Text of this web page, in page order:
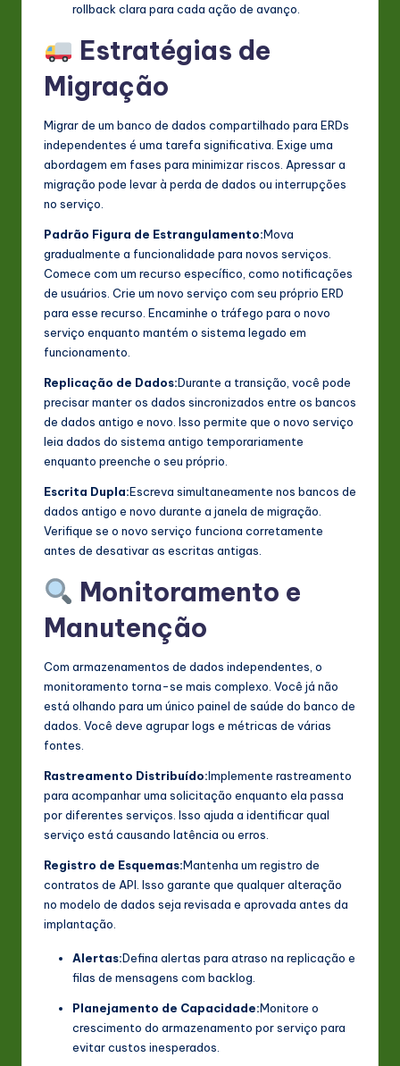
rollback clara para cada ação de avanço.
Estratégias de
Migração
Migrar de um banco de dados compartilhado para ERDs
independentes é uma tarefa significativa. Exige uma
abordagem em fases para minimizar riscos. Apressar a
migração pode levar à perda de dados ou interrupções
no serviço.
Padrão Figura de Estrangulamento:Mova
gradualmente a funcionalidade para novos serviços.
Comece com um recurso específico, como notificações
de usuários. Crie um novo serviço com seu próprio ERD
para esse recurso. Encaminhe o tráfego para o novo
serviço enquanto mantém o sistema legado em
funcionamento.
Replicação de Dados:Durante a transição, você pode
precisar manter os dados sincronizados entre os bancos
de dados antigo e novo. Isso permite que o novo serviço
leia dados do sistema antigo temporariamente
enquanto preenche o seu próprio.
Escrita Dupla:Escreva simultaneamente nos bancos de
dados antigo e novo durante a janela de migração.
Verifique se o novo serviço funciona corretamente
antes de desativar as escritas antigas.
Monitoramento e
Manutenção
Com armazenamentos de dados independentes, o
monitoramento torna-se mais complexo. Você já não
está olhando para um único painel de saúde do banco de
dados. Você deve agrupar logs e métricas de várias
fontes.
Rastreamento Distribuído:Implemente rastreamento
para acompanhar uma solicitação enquanto ela passa
por diferentes serviços. Isso ajuda a identificar qual
serviço está causando latência ou erros.
Registro de Esquemas:Mantenha um registro de
contratos de API. Isso garante que qualquer alteração
no modelo de dados seja revisada e aprovada antes da
implantação.
Alertas:Defina alertas para atraso na replicação e
filas de mensagens com backlog.
Planejamento de Capacidade:Monitore o
crescimento do armazenamento por serviço para
evitar custos inesperados.